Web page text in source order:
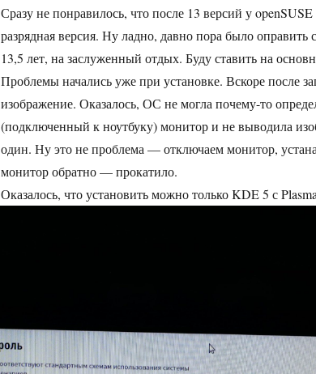
Сразу не понравилось, что после 13 версий у
разрядная версия. Ну ладно, давно пора было оправить
13,5 лет, на заслуженный отдых. Буду ставить на
Проблемы начались уже при установке. Вскоре после
изображение. Оказалось, ОС не могла почему-то
(подключенный к ноутбуку) монитор и не выводила
один. Ну это не проблема — отключаем монитор,
монитор обратно — прокатило.
Оказалось, что установить можно только KDE 5 с